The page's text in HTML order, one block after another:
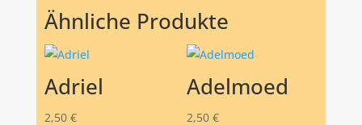
Ähnliche Produkte
Adriel
2,50 €
Adelmoed
2,50 €